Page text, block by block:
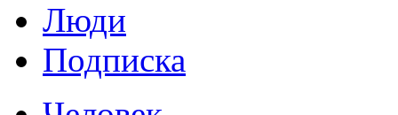
Люди
Подписка